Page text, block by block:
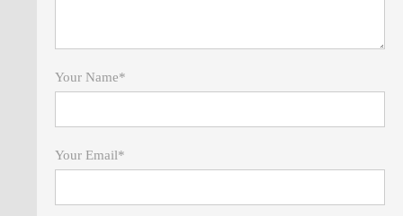
Your Name*
Your Email*